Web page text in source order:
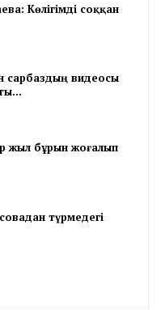
Көлігімді соққан
сарбаздың видеосы
жыл бұрын жоғалып
түрмедегі